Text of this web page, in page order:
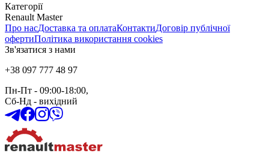
Категорії
Renault Master
Про насДоставка та оплатаКонтактиДоговір публічної
офертиПолітика використання cookies
Зв'язатися з нами
+38 097 777 48 97
Пн-Пт - 09:00-18:00,
Сб-Нд - вихідний